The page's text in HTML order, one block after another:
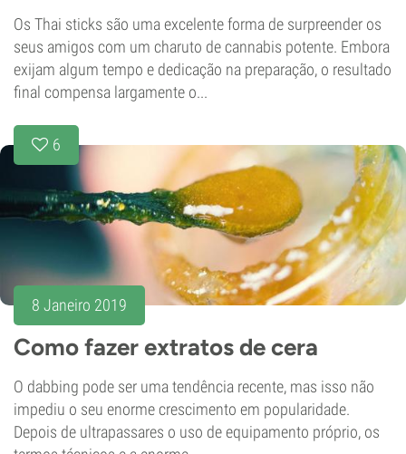
Os Thai sticks são uma excelente forma de surpreender os
seus amigos com um charuto de cannabis potente. Embora
exijam algum tempo e dedicação na preparação, o resultado
final compensa largamente o...
6
8 Janeiro 2019
Como fazer extratos de cera
O dabbing pode ser uma tendência recente, mas isso não
impediu o seu enorme crescimento em popularidade.
Depois de ultrapassares o uso de equipamento próprio, os